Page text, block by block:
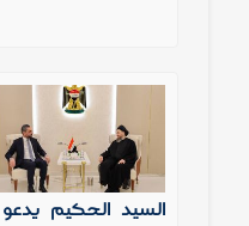
السيد الحكيم